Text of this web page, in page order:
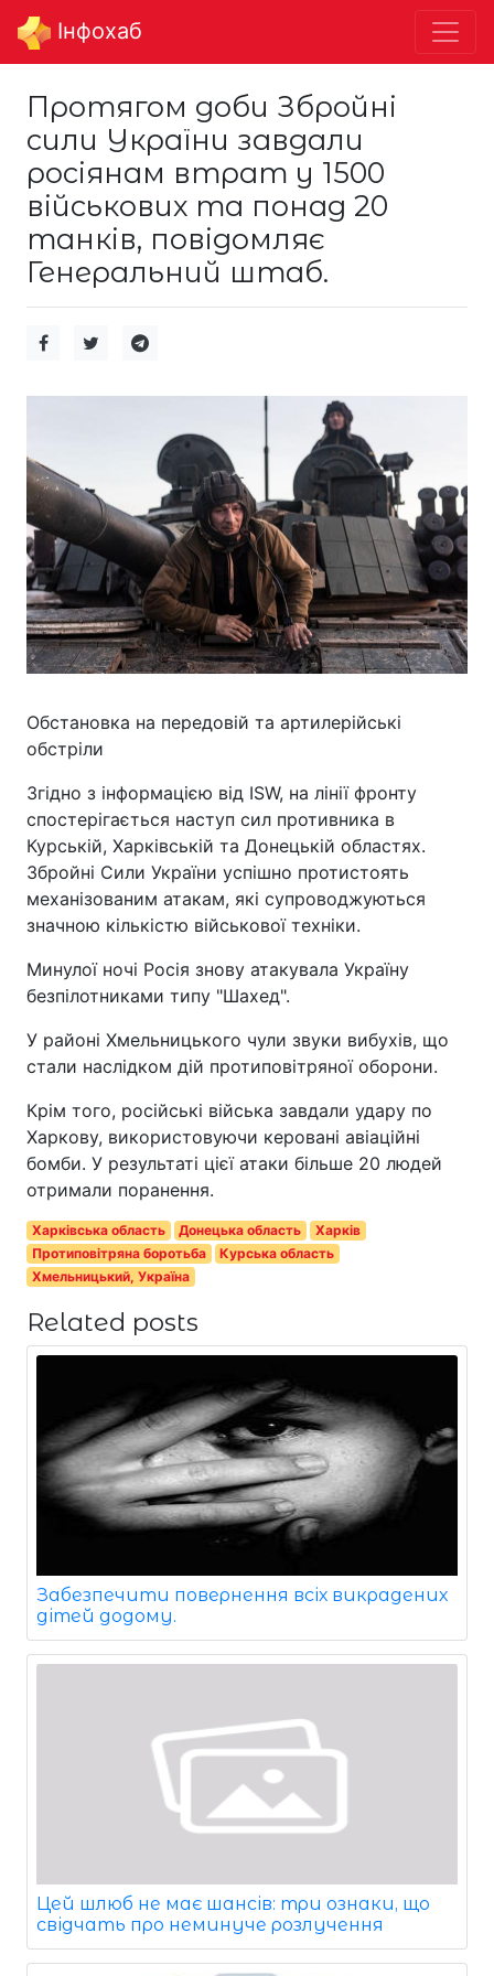
Інфохаб
Протягом доби Збройні
сили України завдали
росіянам втрат у 1500
військових та понад 20
танків, повідомляє
Генеральний штаб.
Обстановка на передовій та артилерійські
обстріли
Згідно з інформацією від ISW, на лінії фронту
спостерігається наступ сил противника в
Курській, Харківській та Донецькій областях.
Збройні Сили України успішно протистоять
механізованим атакам, які супроводжуються
значною кількістю військової техніки.
Минулої ночі Росія знову атакувала Україну
безпілотниками типу "Шахед".
У районі Хмельницького чули звуки вибухів, що
стали наслідком дій протиповітряної оборони.
Крім того, російські війська завдали удару по
Харкову, використовуючи керовані авіаційні
бомби. У результаті цієї атаки більше 20 людей
отримали поранення.
Харківська область Донецька область
Харків
Протиповітряна боротьба
Курська область
Хмельницький, Україна
Related posts
Забезпечити повернення всіх викрадених
дітей додому.
Цей шлюб не має шансів: три ознаки, що
свідчать про неминуче розлучення